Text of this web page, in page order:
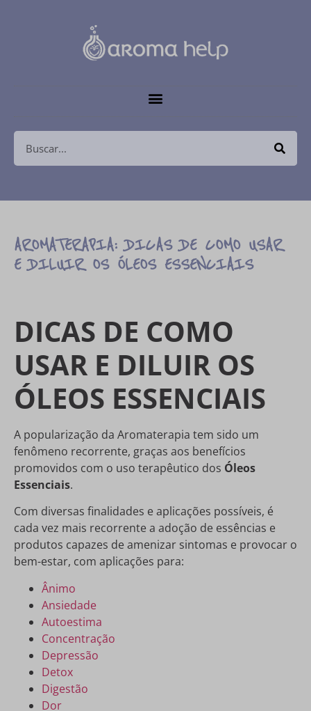
AROMATERAPIA: DICAS DE COMO USAR
E DILUIR OS ÓLEOS ESSENCIAIS
DICAS DE COMO
USAR E DILUIR OS
ÓLEOS ESSENCIAIS
A popularização da Aromaterapia tem sido um
fenômeno recorrente, graças aos benefícios
promovidos com o uso terapêutico dos Óleos
Essenciais.
Com diversas finalidades e aplicações possíveis, é
cada vez mais recorrente a adoção de essências e
produtos capazes de amenizar sintomas e provocar o
bem-estar, com aplicações para:
Ânimo
Ansiedade
Autoestima
Concentração
Depressão
Detox
Digestão
Dor